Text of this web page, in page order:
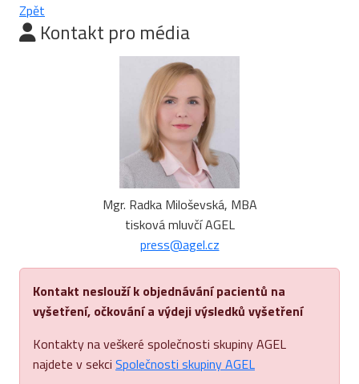
Zpět
Kontakt pro média
Mgr. Radka Miloševská, MBA
tisková mluvčí AGEL
press@agel.cz
Kontakt neslouží k objednávání pacientů na
vyšetření, očkování a výdeji výsledků vyšetření
Kontakty na veškeré společnosti skupiny AGEL
najdete v sekci Společnosti skupiny AGEL